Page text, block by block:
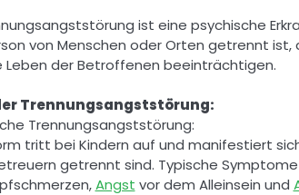
ist eine psychische
von Menschen oder Orten getrennt ist,
Leben der Betroffenen beeinträchtigen.
Trennungsangststörung:
Trennungsangststörung:
tritt bei Kindern auf und manifestiert
getrennt sind. Typische
Angst vor dem Alleinsein und